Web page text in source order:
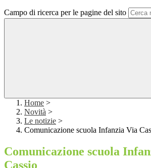
Campo di ricerca per le pagine del sito
Home >
Novità >
Le notizie >
Comunicazione scuola Infanzia Via
Comunicazione scuola
Cassio